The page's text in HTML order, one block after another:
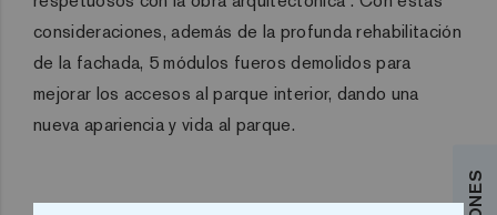
consideraciones, además de la profunda rehabilitación
de la fachada, 5 módulos fueros demolidos para
mejorar los accesos al parque interior, dando una
nueva apariencia y vida al parque.